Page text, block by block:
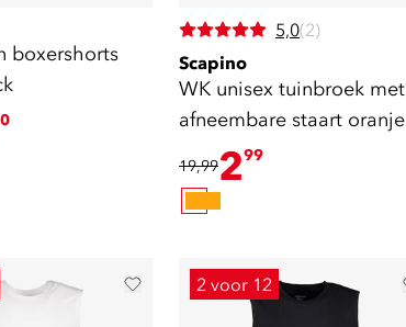
boxershorts
5,0(2)
Scapino
WK unisex tuinbroek met
afneembare staart oranje
19,99299
2 voor 12